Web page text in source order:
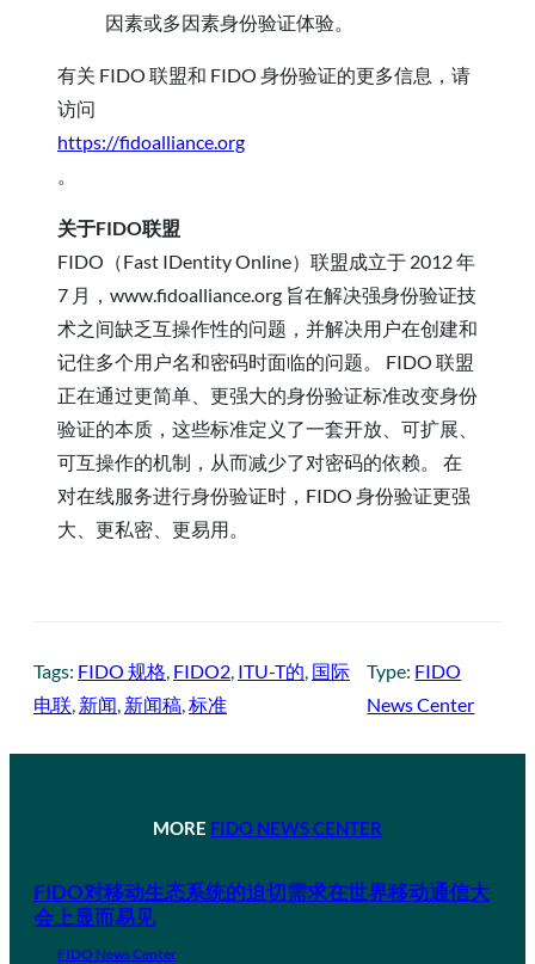
因素或多因素身份验证体验。
有关 FIDO 联盟和 FIDO 身份验证的更多信息，请
访问
https://fidoalliance.org
。
关于FIDO联盟
FIDO（Fast IDentity Online）联盟成立于 2012 年
7 月，www.fidoalliance.org 旨在解决强身份验证技
术之间缺乏互操作性的问题，并解决用户在创建和
记住多个用户名和密码时面临的问题。 FIDO 联盟
正在通过更简单、更强大的身份验证标准改变身份
验证的本质，这些标准定义了一套开放、可扩展、
可互操作的机制，从而减少了对密码的依赖。 在
对在线服务进行身份验证时，FIDO 身份验证更强
大、更私密、更易用。
Tags: FIDO 规格 FIDO2 ITU-T的 国际
电联 新闻 新闻稿 标准
Type: FIDO
News Center
MORE FIDO NEWS CENTER
FIDO对移动生态系统的迫切需求在世界移动通信大
会上显而易见
FIDO News Center